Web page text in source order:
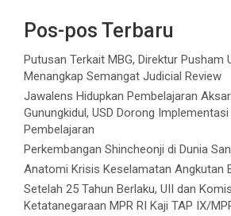
Pos-pos Terbaru
Putusan Terkait MBG, Direktur Pusham
Menangkap Semangat Judicial Review
Jawalens Hidupkan Pembelajaran
Gunungkidul, USD Dorong
Pembelajaran
Perkembangan Shincheonji di Dunia
Anatomi Krisis Keselamatan Angkutan
Setelah 25 Tahun Berlaku, UII dan
Ketatanegaraan MPR RI Kaji TAP IX/